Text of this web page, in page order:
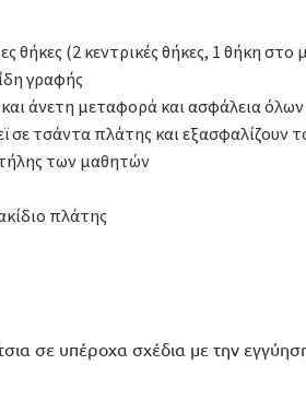
θήκες (2 κεντρικές θήκες, 1 θήκη στο
γραφής
άνετη μεταφορά και ασφάλεια
σε τσάντα πλάτης και εξασφαλίζουν
των μαθητών
πλάτης
σε υπέροχα σχέδια με την